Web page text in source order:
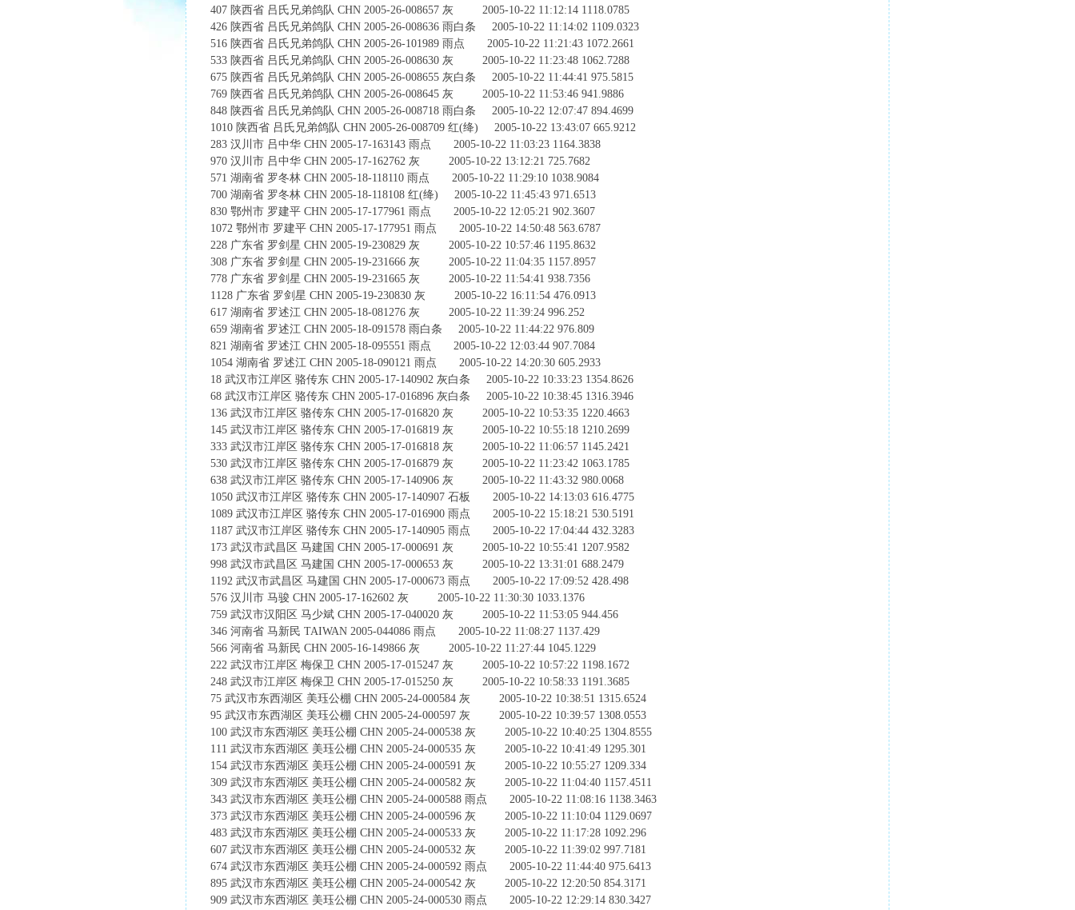
407 陕西省 吕氏兄弟鸽队 CHN 2005-26-008657 灰 2005-10-22 11:12:14 1118.0785
426 陕西省 吕氏兄弟鸽队 CHN 2005-26-008636 雨白条 2005-10-22 11:14:02 1109.0323
516 陕西省 吕氏兄弟鸽队 CHN 2005-26-101989 雨点 2005-10-22 11:21:43 1072.2661
533 陕西省 吕氏兄弟鸽队 CHN 2005-26-008630 灰 2005-10-22 11:23:48 1062.7288
675 陕西省 吕氏兄弟鸽队 CHN 2005-26-008655 灰白条 2005-10-22 11:44:41 975.5815
769 陕西省 吕氏兄弟鸽队 CHN 2005-26-008645 灰 2005-10-22 11:53:46 941.9886
848 陕西省 吕氏兄弟鸽队 CHN 2005-26-008718 雨白条 2005-10-22 12:07:47 894.4699
1010 陕西省 吕氏兄弟鸽队 CHN 2005-26-008709 红(绛) 2005-10-22 13:43:07 665.9212
283 汉川市 吕中华 CHN 2005-17-163143 雨点 2005-10-22 11:03:23 1164.3838
970 汉川市 吕中华 CHN 2005-17-162762 灰 2005-10-22 13:12:21 725.7682
571 湖南省 罗冬林 CHN 2005-18-118110 雨点 2005-10-22 11:29:10 1038.9084
700 湖南省 罗冬林 CHN 2005-18-118108 红(绛) 2005-10-22 11:45:43 971.6513
830 鄂州市 罗建平 CHN 2005-17-177961 雨点 2005-10-22 12:05:21 902.3607
1072 鄂州市 罗建平 CHN 2005-17-177951 雨点 2005-10-22 14:50:48 563.6787
228 广东省 罗剑星 CHN 2005-19-230829 灰 2005-10-22 10:57:46 1195.8632
308 广东省 罗剑星 CHN 2005-19-231666 灰 2005-10-22 11:04:35 1157.8957
778 广东省 罗剑星 CHN 2005-19-231665 灰 2005-10-22 11:54:41 938.7356
1128 广东省 罗剑星 CHN 2005-19-230830 灰 2005-10-22 16:11:54 476.0913
617 湖南省 罗述江 CHN 2005-18-081276 灰 2005-10-22 11:39:24 996.252
659 湖南省 罗述江 CHN 2005-18-091578 雨白条 2005-10-22 11:44:22 976.809
821 湖南省 罗述江 CHN 2005-18-095551 雨点 2005-10-22 12:03:44 907.7084
1054 湖南省 罗述江 CHN 2005-18-090121 雨点 2005-10-22 14:20:30 605.2933
18 武汉市江岸区 骆传东 CHN 2005-17-140902 灰白条 2005-10-22 10:33:23 1354.8626
68 武汉市江岸区 骆传东 CHN 2005-17-016896 灰白条 2005-10-22 10:38:45 1316.3946
136 武汉市江岸区 骆传东 CHN 2005-17-016820 灰 2005-10-22 10:53:35 1220.4663
145 武汉市江岸区 骆传东 CHN 2005-17-016819 灰 2005-10-22 10:55:18 1210.2699
333 武汉市江岸区 骆传东 CHN 2005-17-016818 灰 2005-10-22 11:06:57 1145.2421
530 武汉市江岸区 骆传东 CHN 2005-17-016879 灰 2005-10-22 11:23:42 1063.1785
638 武汉市江岸区 骆传东 CHN 2005-17-140906 灰 2005-10-22 11:43:32 980.0068
1050 武汉市江岸区 骆传东 CHN 2005-17-140907 石板 2005-10-22 14:13:03 616.4775
1089 武汉市江岸区 骆传东 CHN 2005-17-016900 雨点 2005-10-22 15:18:21 530.5191
1187 武汉市江岸区 骆传东 CHN 2005-17-140905 雨点 2005-10-22 17:04:44 432.3283
173 武汉市武昌区 马建国 CHN 2005-17-000691 灰 2005-10-22 10:55:41 1207.9582
998 武汉市武昌区 马建国 CHN 2005-17-000653 灰 2005-10-22 13:31:01 688.2479
1192 武汉市武昌区 马建国 CHN 2005-17-000673 雨点 2005-10-22 17:09:52 428.498
576 汉川市 马骏 CHN 2005-17-162602 灰 2005-10-22 11:30:30 1033.1376
759 武汉市汉阳区 马少斌 CHN 2005-17-040020 灰 2005-10-22 11:53:05 944.456
346 河南省 马新民 TAIWAN 2005-044086 雨点 2005-10-22 11:08:27 1137.429
566 河南省 马新民 CHN 2005-16-149866 灰 2005-10-22 11:27:44 1045.1229
222 武汉市江岸区 梅保卫 CHN 2005-17-015247 灰 2005-10-22 10:57:22 1198.1672
248 武汉市江岸区 梅保卫 CHN 2005-17-015250 灰 2005-10-22 10:58:33 1191.3685
75 武汉市东西湖区 美珏公棚 CHN 2005-24-000584 灰 2005-10-22 10:38:51 1315.6524
95 武汉市东西湖区 美珏公棚 CHN 2005-24-000597 灰 2005-10-22 10:39:57 1308.0553
100 武汉市东西湖区 美珏公棚 CHN 2005-24-000538 灰 2005-10-22 10:40:25 1304.8555
111 武汉市东西湖区 美珏公棚 CHN 2005-24-000535 灰 2005-10-22 10:41:49 1295.301
154 武汉市东西湖区 美珏公棚 CHN 2005-24-000591 灰 2005-10-22 10:55:27 1209.334
309 武汉市东西湖区 美珏公棚 CHN 2005-24-000582 灰 2005-10-22 11:04:40 1157.4511
343 武汉市东西湖区 美珏公棚 CHN 2005-24-000588 雨点 2005-10-22 11:08:16 1138.3463
373 武汉市东西湖区 美珏公棚 CHN 2005-24-000596 灰 2005-10-22 11:10:04 1129.0697
483 武汉市东西湖区 美珏公棚 CHN 2005-24-000533 灰 2005-10-22 11:17:28 1092.296
607 武汉市东西湖区 美珏公棚 CHN 2005-24-000532 灰 2005-10-22 11:39:02 997.7181
674 武汉市东西湖区 美珏公棚 CHN 2005-24-000592 雨点 2005-10-22 11:44:40 975.6413
895 武汉市东西湖区 美珏公棚 CHN 2005-24-000542 灰 2005-10-22 12:20:50 854.3171
909 武汉市东西湖区 美珏公棚 CHN 2005-24-000530 雨点 2005-10-22 12:29:14 830.3427